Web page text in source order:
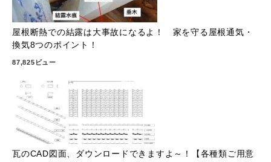
屋根断熱での結露は大事故になるよ！ 家を守る屋根通気・
換気8つのポイント！
87,825ビュー
瓦のCAD図面、ダウンロードできますよ～！【各種類ご用意